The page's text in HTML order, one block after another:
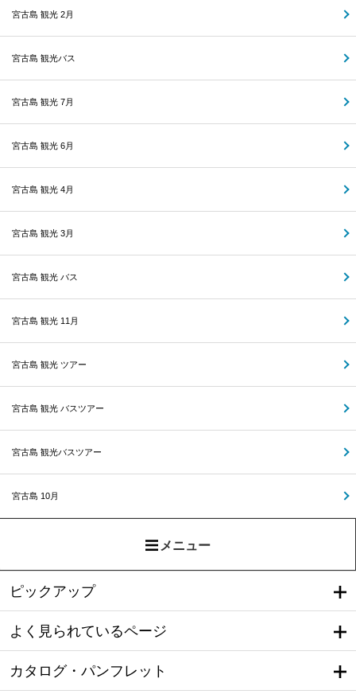
宮古島 観光 2月
宮古島 観光バス
宮古島 観光 7月
宮古島 観光 6月
宮古島 観光 4月
宮古島 観光 3月
宮古島 観光 バス
宮古島 観光 11月
宮古島 観光 ツアー
宮古島 観光 バスツアー
宮古島 観光バスツアー
宮古島 10月
メニュー
ピックアップ
よく見られているページ
カタログ・パンフレット